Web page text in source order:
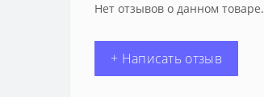
Нет отзывов о данном товаре.
+ Написать отзыв